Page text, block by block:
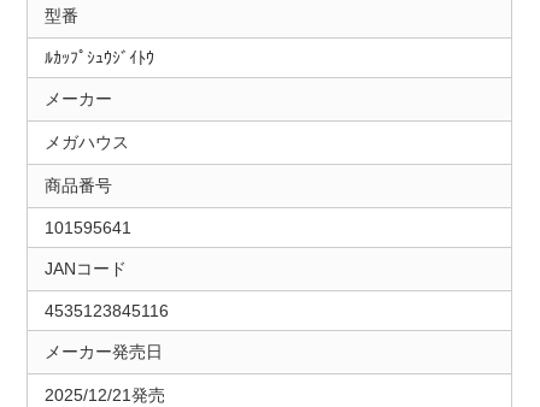
型番
ﾙｶｯﾌﾟｼｭｳｼﾞｲﾄｳ
メーカー
メガハウス
商品番号
101595641
JANコード
4535123845116
メーカー発売日
2025/12/21発売